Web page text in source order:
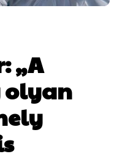
„A
olyan